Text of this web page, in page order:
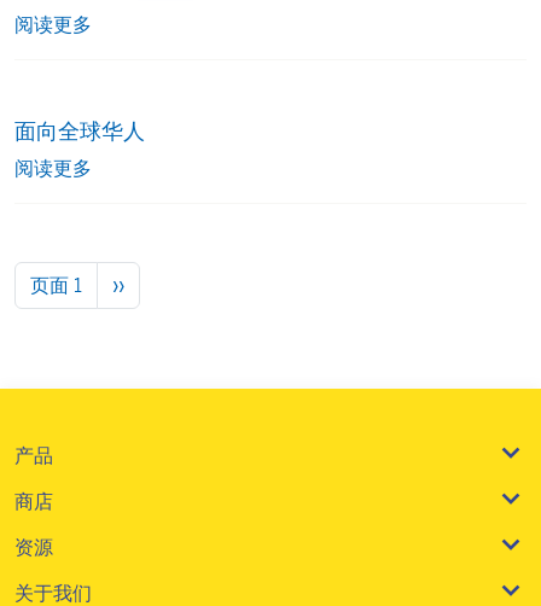
阅读更多
面向全球华人
阅读更多
分页
页面 1 下一页
››
产品
商店
资源
关于我们